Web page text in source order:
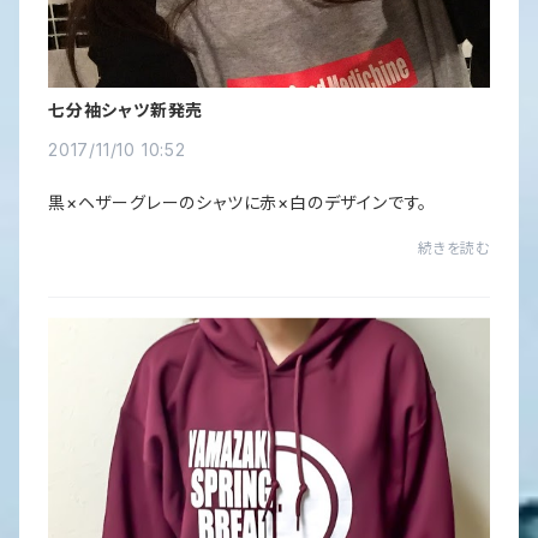
七分袖シャツ新発売
2017/11/10 10:52
黒×ヘザーグレーのシャツに赤×白のデザインです。
続きを読む